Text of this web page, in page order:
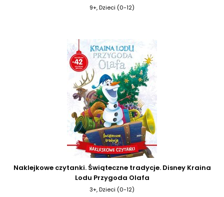
9+, Dzieci (0-12)
Naklejkowe czytanki. Świąteczne tradycje. Disney Kraina
Lodu Przygoda Olafa
3+, Dzieci (0-12)